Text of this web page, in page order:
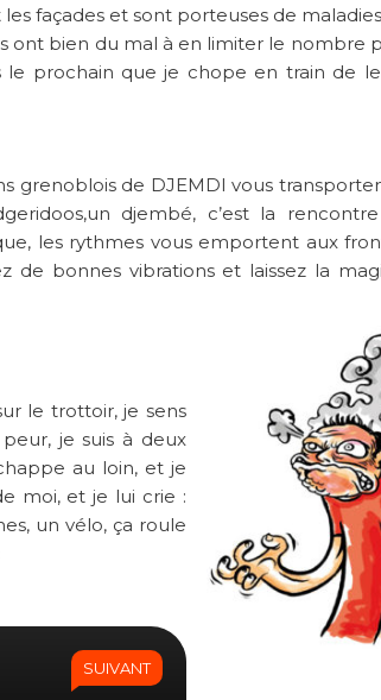
façades et sont porteuses de
ont bien du mal à en limiter le nombre
le prochain que je chope en train de
grenoblois de DJEMDI vous
djembé, c’est la
les rythmes vous emportent aux
de bonnes vibrations et laissez la
le trottoir, je sens
je suis à deux
au loin, et je
moi, et je lui crie :
un vélo, ça roule
SUIVANT